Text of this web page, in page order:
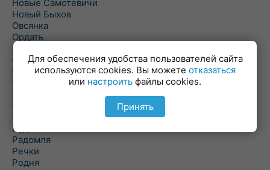
Новые Самотевичи
Новый Быхов
Овсянка
Ордать
Ореховка
Осиновка
Осиповичи
Осово
Павловичи
Паршино
Петуховка
Пудовня
Радомля
Речки
Родня
Для обеспечения удобства пользователей сайта
используются cookies. Вы можете отказаться
или настроить файлы cookies.
Принять